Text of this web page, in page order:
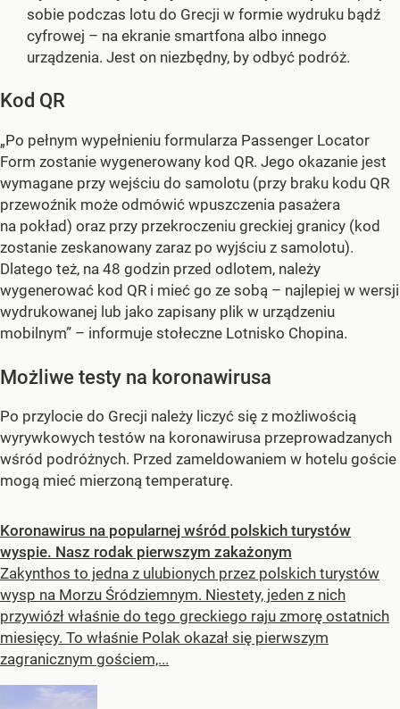
sobie podczas lotu do Grecji w formie wydruku bądź
cyfrowej – na ekranie smartfona albo innego
urządzenia. Jest on niezbędny, by odbyć podróż.
Kod QR
„Po pełnym wypełnieniu formularza Passenger Locator
Form zostanie wygenerowany kod QR. Jego okazanie jest
wymagane przy wejściu do samolotu (przy braku kodu QR
przewoźnik może odmówić wpuszczenia pasażera
na pokład) oraz przy przekroczeniu greckiej granicy (kod
zostanie zeskanowany zaraz po wyjściu z samolotu).
Dlatego też, na 48 godzin przed odlotem, należy
wygenerować kod QR i mieć go ze sobą – najlepiej w wersji
wydrukowanej lub jako zapisany plik w urządzeniu
mobilnym” – informuje stołeczne Lotnisko Chopina.
Możliwe testy na koronawirusa
Po przylocie do Grecji należy liczyć się z możliwością
wyrywkowych testów na koronawirusa przeprowadzanych
wśród podróżnych. Przed zameldowaniem w hotelu goście
mogą mieć mierzoną temperaturę.
Koronawirus na popularnej wśród polskich turystów
wyspie. Nasz rodak pierwszym zakażonym
Zakynthos to jedna z ulubionych przez polskich turystów
wysp na Morzu Śródziemnym. Niestety, jeden z nich
przywiózł właśnie do tego greckiego raju zmorę ostatnich
miesięcy. To właśnie Polak okazał się pierwszym
zagranicznym gościem,...